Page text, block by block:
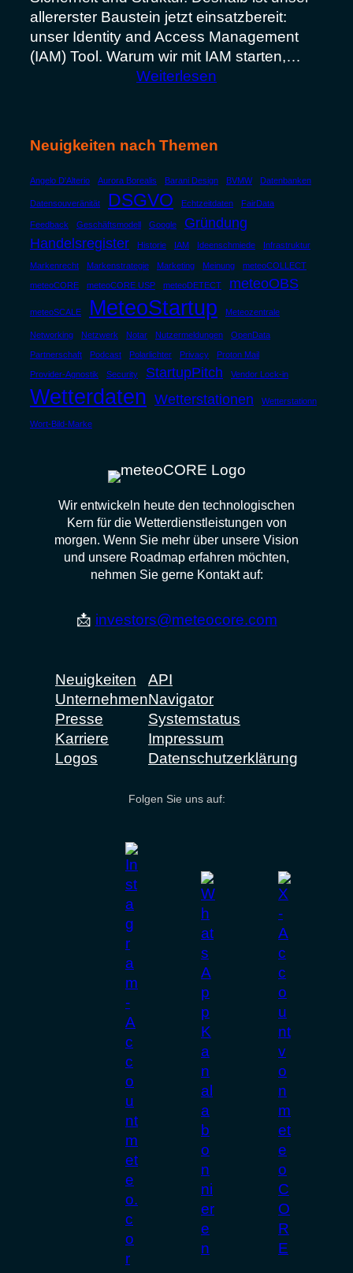
allererster Baustein jetzt einsatzbereit:
unser Identity and Access Management
(IAM) Tool. Warum wir mit IAM starten,…
Weiterlesen
Management
Neuigkeiten nach Themen
Angelo D'Alterio Aurora Borealis Barani Design BVMW Datenbanken
Datensouveränität DSGVO Echtzeitdaten FairData
Feedback Geschäftsmodell Google
Gründung
Handelsregister
Historie IAM Ideenschmiede Infrastruktur
Markenrecht Markenstrategie Marketing Meinung meteoCOLLECT
meteoCORE meteoCORE USP meteoDETECT meteoOBS
meteoSCALE MeteoStartup Meteozentrale
Networking Netzwerk Notar Nutzermeldungen OpenData
Partnerschaft Podcast Polarlichter Privacy Proton Mail
Provider-Agnostik Security StartupPitch Vendor Lock-in
Wetterdaten Wetterstationen Wetterstationn
Wort-Bild-Marke
Wir entwickeln heute den technologischen
Kern für die Wetterdienstleistungen von
morgen. Wenn Sie mehr über unsere Vision
und unsere Roadmap erfahren möchten,
nehmen Sie gerne Kontakt auf:
📩 investors@meteocore.com
Neuigkeiten
Unternehmen
Presse
Karriere
Logos
API
Navigator
Systemstatus
Impressum
Datenschutzerklärung
Folgen Sie uns auf: